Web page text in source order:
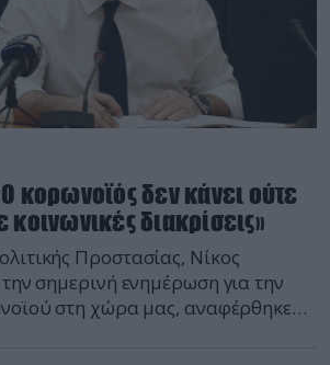
κορωνοϊός δεν κάνει ούτε
κοινωνικές διακρίσεις»
Προστασίας, Νίκος
σημερινή ενημέρωση για την
στη χώρα μας, αναφέρθηκε